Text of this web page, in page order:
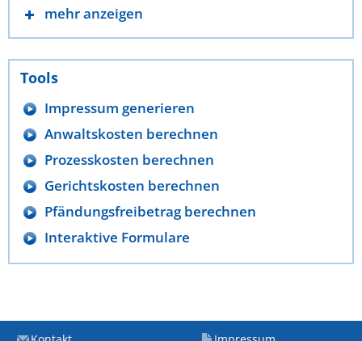
mehr anzeigen
Tools
Impressum generieren
Anwaltskosten berechnen
Prozesskosten berechnen
Gerichtskosten berechnen
Pfändungsfreibetrag berechnen
Interaktive Formulare